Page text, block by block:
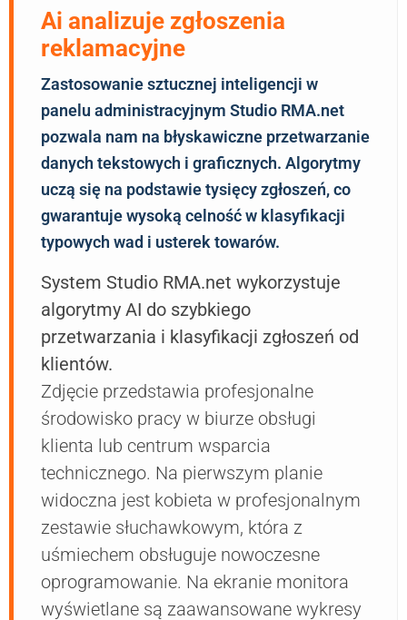
Ai analizuje zgłoszenia
reklamacyjne
Zastosowanie sztucznej inteligencji w
panelu administracyjnym Studio RMA.net
pozwala nam na błyskawiczne przetwarzanie
danych tekstowych i graficznych. Algorytmy
uczą się na podstawie tysięcy zgłoszeń, co
gwarantuje wysoką celność w klasyfikacji
typowych wad i usterek towarów.
System Studio RMA.net wykorzystuje
algorytmy AI do szybkiego
przetwarzania i klasyfikacji zgłoszeń od
klientów.
Zdjęcie przedstawia profesjonalne
środowisko pracy w biurze obsługi
klienta lub centrum wsparcia
technicznego. Na pierwszym planie
widoczna jest kobieta w profesjonalnym
zestawie słuchawkowym, która z
uśmiechem obsługuje nowoczesne
oprogramowanie. Na ekranie monitora
wyświetlane są zaawansowane wykresy